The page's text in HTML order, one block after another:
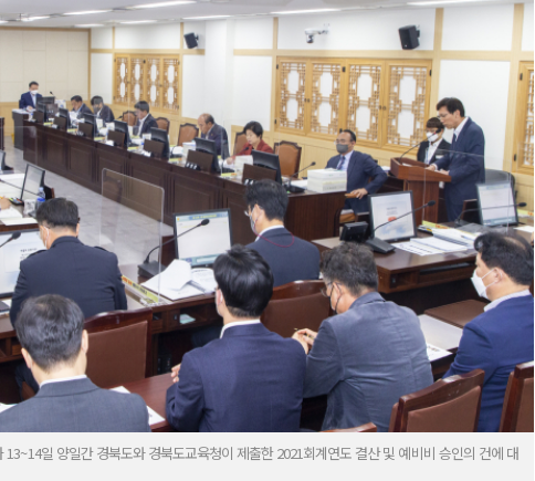
일 양일간 경북도와 경북도교육청이 제출한 2021회계연도 결산 및 예비비 승인의 건에 대